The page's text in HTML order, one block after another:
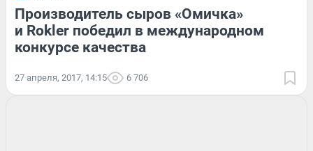
Производитель сыров «Омичка»
и Rokler победил в международном
конкурсе качества
27 апреля, 2017, 14:15 6 706